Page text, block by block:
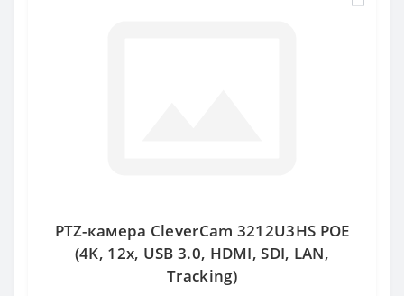
PTZ-камера CleverCam 3212U3HS POE
(4K, 12x, USB 3.0, HDMI, SDI, LAN,
Tracking)